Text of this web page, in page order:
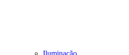
Iluminação